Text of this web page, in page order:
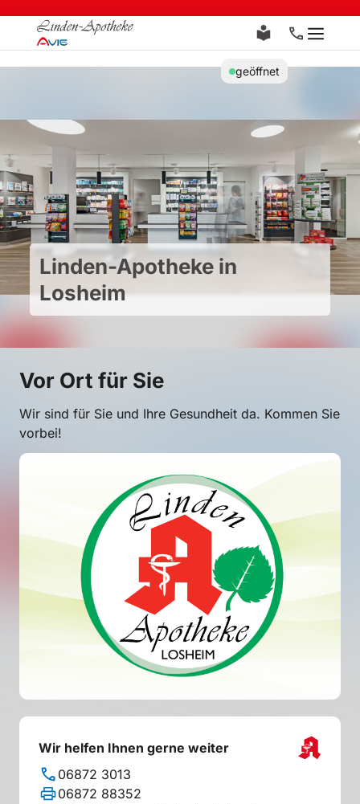
springen
Menü
geöffnet
Linden-Apotheke in
Losheim
Vor Ort für Sie
Wir sind für Sie und Ihre Gesundheit da. Kommen Sie
vorbei!
Wir helfen Ihnen gerne weiter
06872 3013
06872 88352